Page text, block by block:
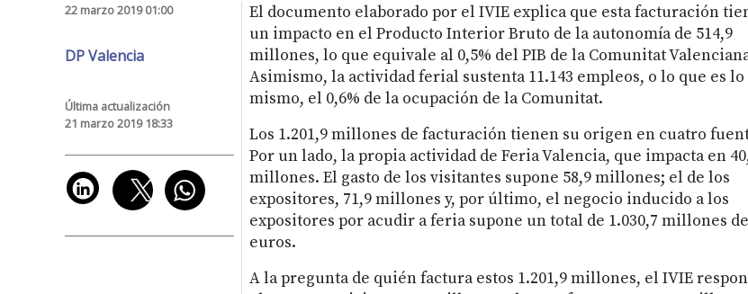
22 marzo 2019 01:00
DP Valencia
Última actualización
21 marzo 2019 18:33
El documento elaborado por el IVIE explica que esta facturación
un impacto en el Producto Interior Bruto de la autonomía de 514,9
millones, lo que equivale al 0,5% del PIB de la Comunitat
Asimismo, la actividad ferial sustenta 11.143 empleos, o lo que es lo
mismo, el 0,6% de la ocupación de la Comunitat.
Los 1.201,9 millones de facturación tienen su origen en cuatro
Por un lado, la propia actividad de Feria Valencia, que impacta en
millones. El gasto de los visitantes supone 58,9 millones; el de los
expositores, 71,9 millones y, por último, el negocio inducido a los
expositores por acudir a feria supone un total de 1.030,7 millones de
euros.
A la pregunta de quién factura estos 1.201,9 millones, el IVIE